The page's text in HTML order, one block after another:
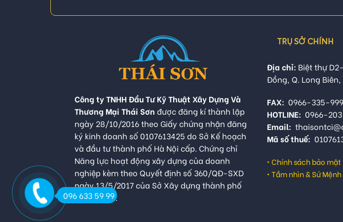
Công ty TNHH Đầu Tư Kỹ Thuật Xây Dựng Và
Thương Mại Thái Sơn được đăng kí thành lập
ngày 28/10/2016 theo Giấy chứng nhận đăng
ký kinh doanh số 0107613425 do Sở Kế hoạch
và đầu tư thành phố Hà Nội cấp. Chứng chỉ
Năng lực hoạt động xây dựng của doanh
nghiệp kèm theo Quyết định số 360/QĐ-SXD
ngày 13/5/2017 của Sở Xây dựng thành phố
Hà Nội cấp.
TRỤ SỞ CHÍNH
Địa chỉ: Biệt thự
Đồng, Q. Long Biên,
FAX: 0966-335-999
HOTLINE: 0966-
Email:
Mã số thuế:
• Chính sách bảo
• Tầm nhìn & Sứ Mệnh
096 633 59 99